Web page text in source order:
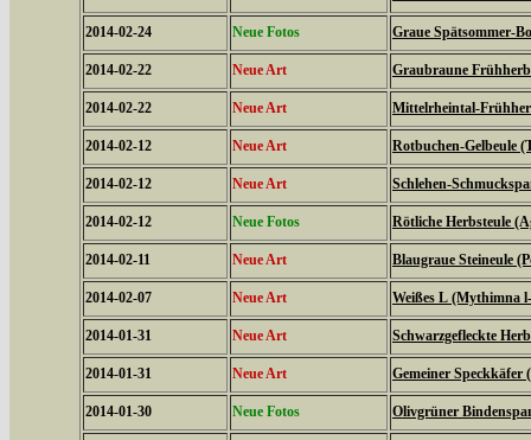
2014-02-24 Neue Fotos Graue Spätsommer-
2014-02-22 Neue Art Graubraune
2014-02-22 Neue Art Mittelrheintal-
2014-02-12 Neue Art Rotbuchen-Gelbeule
2014-02-12 Neue Art Schlehen-
2014-02-12 Neue Fotos Rötliche Herbsteule
2014-02-11 Neue Art Blaugraue Steineule
2014-02-07 Neue Art Weißes L (Mythimna
2014-01-31 Neue Art Schwarzgefleckte
2014-01-31 Neue Art Gemeiner Speckkäfer
2014-01-30 Neue Fotos Olivgrüner